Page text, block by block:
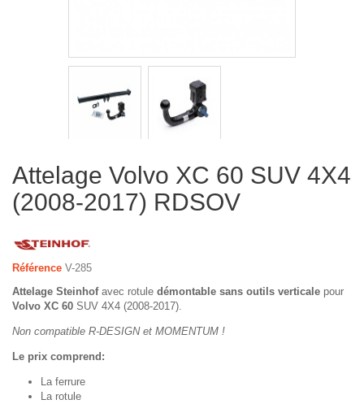
Attelage Volvo XC 60 SUV 4X4
(2008-2017) RDSOV
Référence V-285
Attelage Steinhofavec rotule démontable sans outils verticale pour
Volvo XC 60 SUV 4X4 (2008-2017).
Non compatible R-DESIGN et MOMENTUM !
Le prix comprend:
La ferrure
La rotule